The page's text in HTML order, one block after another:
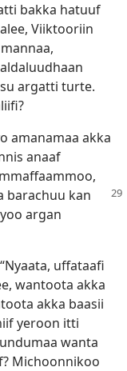
bakka hatuuf
Viiktooriin
argatti turte.
amanamaa akka
anaaf
barachuu kan
argan
uffataafi
wantoota akka
akka baasii
yeroon itti
wanta
Michoonnikoo